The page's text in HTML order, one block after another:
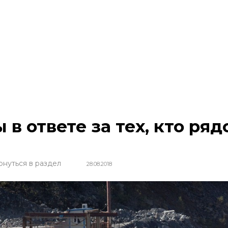
ответе за тех, кто
в раздел 28.08.2018